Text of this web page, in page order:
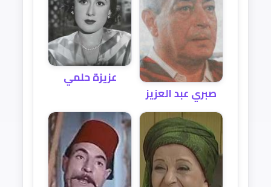
صبري عبد العزيز
عزيزة حلمي